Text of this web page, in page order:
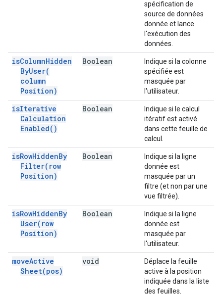
spécification de
source de données
donnée et lance
l'exécution des
données.
isColumnHidden
ByUser(
column
Position)
Boolean
Indique si la colonne
spécifiée est
masquée par
l'utilisateur.
isIterative
Calculation
Enabled( )
Boolean
Indique si le calcul
itératif est activé
dans cette feuille de
calcul.
isRowHiddenBy
Filter( row
Position)
Boolean
Indique si la ligne
donnée est
masquée par un
filtre (et non par une
vue filtrée).
isRowHiddenBy
User( row
Position)
Boolean
Indique si la ligne
donnée est
masquée par
l'utilisateur.
moveActive
Sheet(pos)
void
Déplace la feuille
active à la position
indiquée dans la liste
des feuilles.